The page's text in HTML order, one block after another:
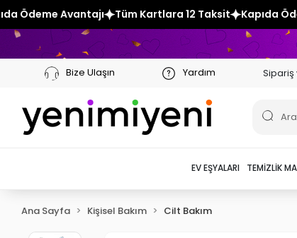
Tüm Kartlara 12 Taksit Kapıda Ödeme Avantajı Tüm
Bize Ulaşın Yardım Sipariş
EV EŞYALARI TEMIZLIK
Ana Sayfa Kişisel Bakım Cilt Bakım